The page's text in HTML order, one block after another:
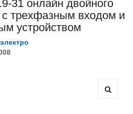
устройством и
автономной работы в
внешних АКБ
для электрических
онлайн двойного
с трехфазным входом и
устройством